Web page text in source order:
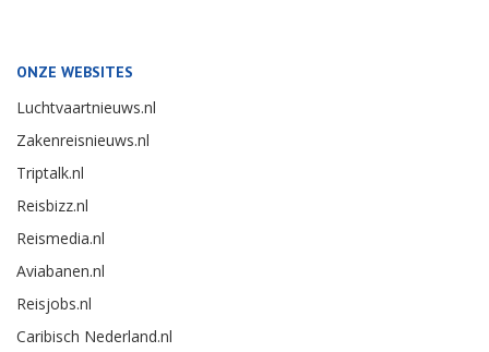
ONZE WEBSITES
Luchtvaartnieuws.nl
Zakenreisnieuws.nl
Triptalk.nl
Reisbizz.nl
Reismedia.nl
Aviabanen.nl
Reisjobs.nl
Caribisch Nederland.nl